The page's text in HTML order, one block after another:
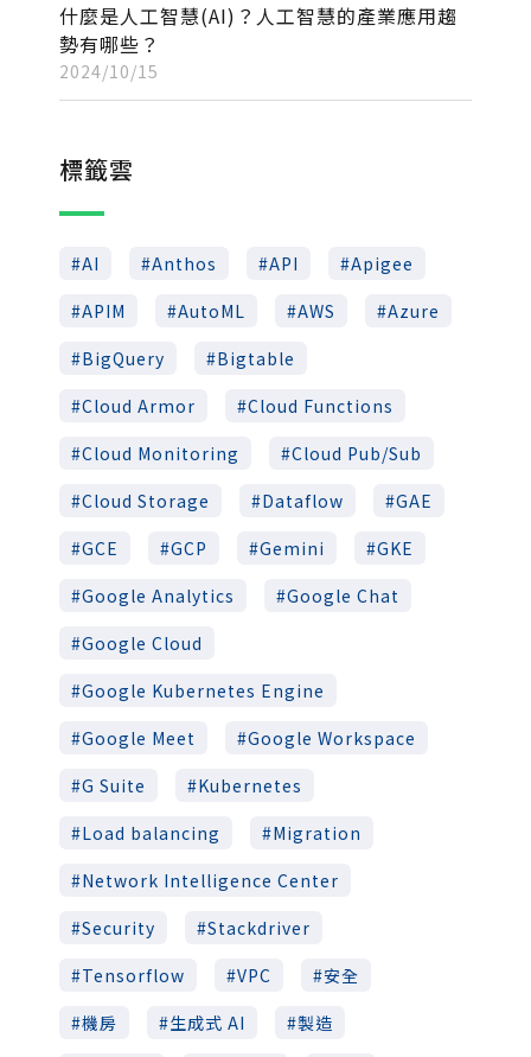
什麼是人工智慧(AI)？人工智慧的產業應用趨
勢有哪些？
2024/10/15
標籤雲
AI Anthos API
Apigee
APIM
AutoML AWS
Azure
BigQuery
Bigtable
Cloud Armor
Cloud Functions
Cloud Monitoring
Cloud Pub/Sub
Cloud Storage
Dataflow
GAE
GCE
GCP Gemini
GKE
Google Analytics
Google Chat
Google Cloud
Google Kubernetes Engine
Google Meet
Google Workspace
G Suite
Kubernetes
Load balancing
Migration
Network Intelligence Center
Security
Stackdriver
Tensorflow
VPC
安全
機房
生成式 AI
製造